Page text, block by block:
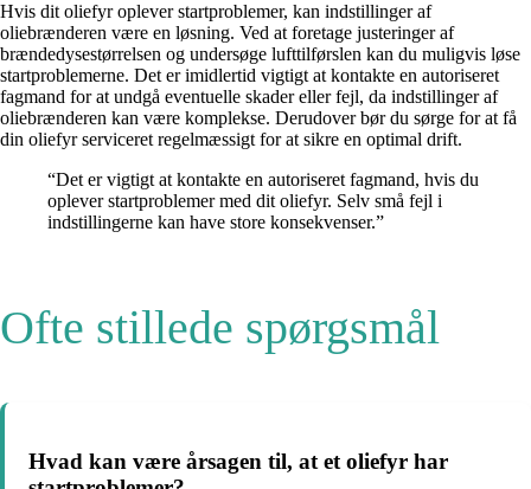
Hvis dit oliefyr oplever startproblemer, kan indstillinger af
oliebrænderen være en løsning. Ved at foretage justeringer af
brændedysestørrelsen og undersøge lufttilførslen kan du muligvis løse
startproblemerne. Det er imidlertid vigtigt at kontakte en autoriseret
fagmand for at undgå eventuelle skader eller fejl, da indstillinger af
oliebrænderen kan være komplekse. Derudover bør du sørge for at få
din oliefyr serviceret regelmæssigt for at sikre en optimal drift.
“Det er vigtigt at kontakte en autoriseret fagmand, hvis du
oplever startproblemer med dit oliefyr. Selv små fejl i
indstillingerne kan have store konsekvenser.”
Ofte stillede spørgsmål
Hvad kan være årsagen til, at et oliefyr har